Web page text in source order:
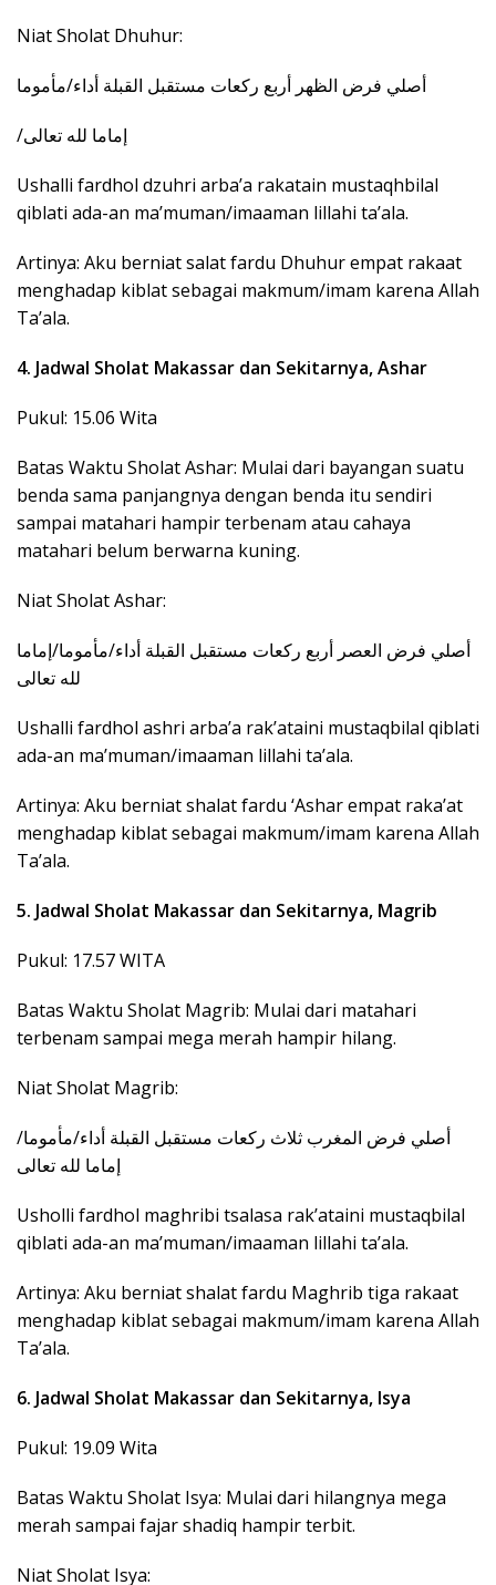
Niat Sholat Dhuhur:
‎أصلي فرض الظهر أربع ركعات مستقبل القبلة أداء/مأموما
‎/إماما لله تعالى
Ushalli fardhol dzuhri arba’a rakatain mustaqhbilal
qiblati ada-an ma’muman/imaaman lillahi ta’ala.
Artinya: Aku berniat salat fardu Dhuhur empat rakaat
menghadap kiblat sebagai makmum/imam karena Allah
Ta’ala.
4. Jadwal Sholat Makassar dan Sekitarnya, Ashar
Pukul: 15.06 Wita
Batas Waktu Sholat Ashar: Mulai dari bayangan suatu
benda sama panjangnya dengan benda itu sendiri
sampai matahari hampir terbenam atau cahaya
matahari belum berwarna kuning.
Niat Sholat Ashar:
لله تعالى
Ushalli fardhol ashri arba’a rak’ataini mustaqbilal qiblati
ada-an ma’muman/imaaman lillahi ta’ala.
Artinya: Aku berniat shalat fardu ‘Ashar empat raka’at
menghadap kiblat sebagai makmum/imam karena Allah
Ta’ala.
5. Jadwal Sholat Makassar dan Sekitarnya, Magrib
Pukul: 17.57 WITA
Batas Waktu Sholat Magrib: Mulai dari matahari
terbenam sampai mega merah hampir hilang.
Niat Sholat Magrib:
إماما لله تعالى
Usholli fardhol maghribi tsalasa rak’ataini mustaqbilal
qiblati ada-an ma’muman/imaaman lillahi ta’ala.
Artinya: Aku berniat shalat fardu Maghrib tiga rakaat
menghadap kiblat sebagai makmum/imam karena Allah
Ta’ala.
6. Jadwal Sholat Makassar dan Sekitarnya, Isya
Pukul: 19.09 Wita
Batas Waktu Sholat Isya: Mulai dari hilangnya mega
merah sampai fajar shadiq hampir terbit.
Niat Sholat Isya: